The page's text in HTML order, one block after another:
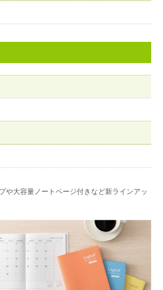
や大容量ノートページ付きなど新ラインアッ